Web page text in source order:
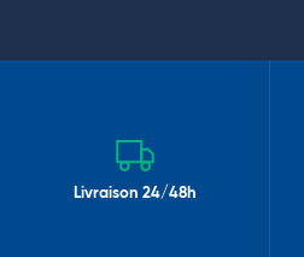
Livraison 24/48h